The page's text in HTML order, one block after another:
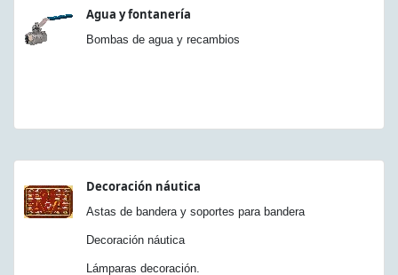
Agua y fontanería
Bombas de agua y recambios
Decoración náutica
Astas de bandera y soportes para bandera
Decoración náutica
Lámparas decoración.